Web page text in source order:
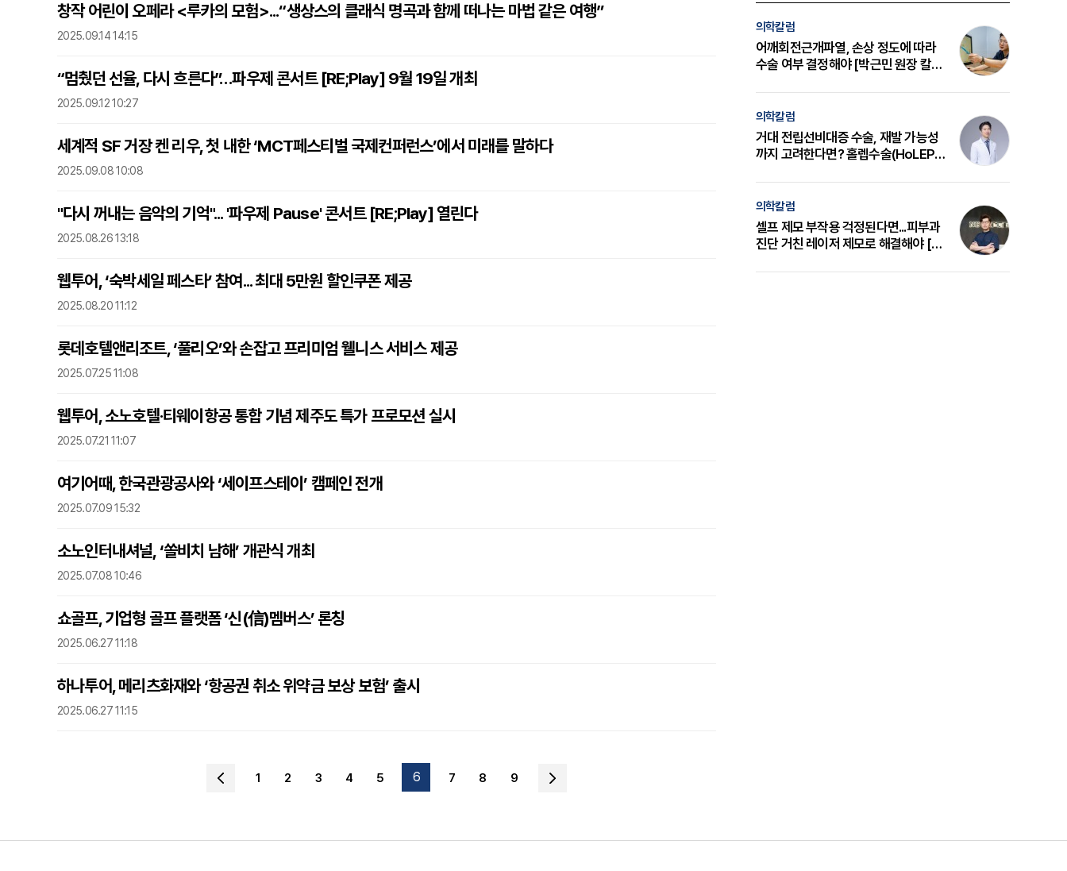
창작 어린이 오페라 <루카의 모험>...“생상스의 클래식 명곡과 함께 떠나는 마법 같은 여행”
2025.09.14 14:15
“멈췄던 선율, 다시 흐른다”…파우제 콘서트 [RE;Play] 9월 19일 개최
2025.09.12 10:27
세계적 SF 거장 켄 리우, 첫 내한 ‘MCT페스티벌 국제컨퍼런스’에서 미래를 말하다
2025.09.08 10:08
"다시 꺼내는 음악의 기억"... '파우제 Pause' 콘서트 [RE;Play] 열린다
2025.08.26 13:18
웹투어, ‘숙박세일 페스타’ 참여... 최대 5만원 할인쿠폰 제공
2025.08.20 11:12
롯데호텔앤리조트, ‘풀리오’와 손잡고 프리미엄 웰니스 서비스 제공
2025.07.25 11:08
웹투어, 소노호텔·티웨이항공 통합 기념 제주도 특가 프로모션 실시
2025.07.21 11:07
여기어때, 한국관광공사와 ‘세이프스테이’ 캠페인 전개
2025.07.09 15:32
소노인터내셔널, ‘쏠비치 남해’ 개관식 개최
2025.07.08 10:46
쇼골프, 기업형 골프 플랫폼 ‘신(信)멤버스’ 론칭
2025.06.27 11:18
하나투어, 메리츠화재와 ‘항공권 취소 위약금 보상 보험’ 출시
2025.06.27 11:15
1 2 3 4 5 6 7 8 9
의학칼럼
어깨회전근개파열, 손상 정도에 따라
수술 여부 결정해야 [박근민 원장 칼
의학칼럼
거대 전립선비대증 수술, 재발 가능성
까지 고려한다면? 홀렙수술(HoLEP)
의학칼럼
셀프 제모 부작용 걱정된다면...피부과
진단 거친 레이저 제모로 해결해야 [변